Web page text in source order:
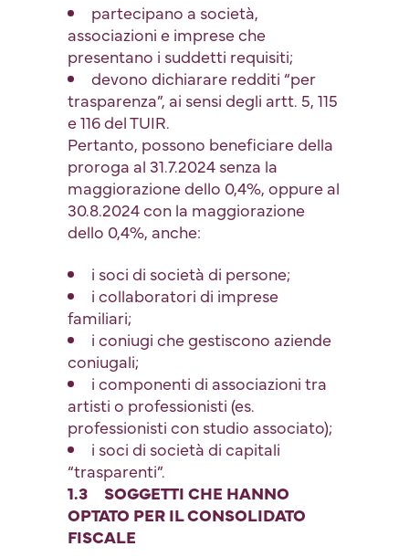
partecipano a società,
associazioni e imprese che
presentano i suddetti requisiti;
devono dichiarare redditi “per
trasparenza”, ai sensi degli artt. 5, 115
e 116 del TUIR.
Pertanto, possono beneficiare della
proroga al 31.7.2024 senza la
maggiorazione dello 0,4%, oppure al
30.8.2024 con la maggiorazione
dello 0,4%, anche:
i soci di società di persone;
i collaboratori di imprese
familiari;
i coniugi che gestiscono aziende
coniugali;
i componenti di associazioni tra
artisti o professionisti (es.
professionisti con studio associato);
i soci di società di capitali
“trasparenti”.
1.3 SOGGETTI CHE HANNO
OPTATO PER IL CONSOLIDATO
FISCALE